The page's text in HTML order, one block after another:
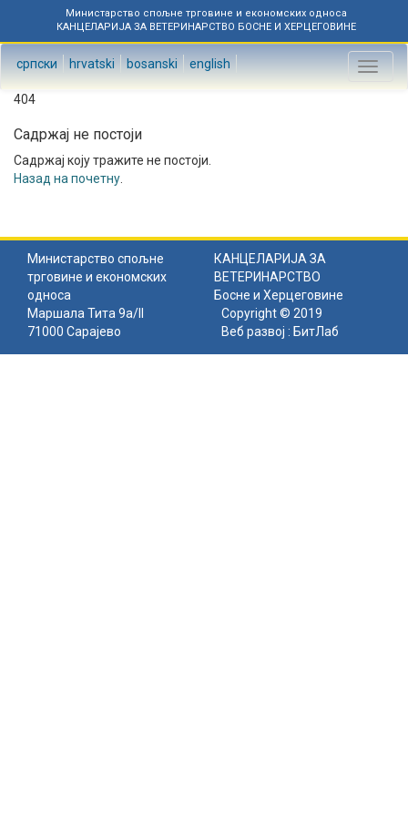
Министарство спољне трговине и економских односа
КАНЦЕЛАРИЈА ЗА ВЕТЕРИНАРСТВО БОСНЕ И ХЕРЦЕГОВИНЕ
српски hrvatski bosanski english
Toggle
404
Садржај не постоји
Садржај коју тражите не постоји.
Назад на почетну
Министарство спољне
трговине и економских
односа
КАНЦЕЛАРИЈА ЗА
ВЕТЕРИНАРСТВО
Босне и Херцеговине
Маршала Тита 9а/II
71000 Сарајево
Copyright © 2019
Веб развој : БитЛаб